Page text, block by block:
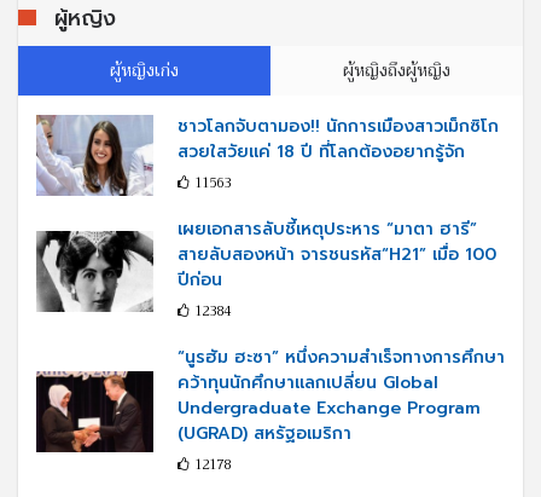
ผู้หญิง
ผู้หญิงเก่ง ผู้หญิงถึงผู้หญิง
ชาวโลกจับตามอง!! นักการเมืองสาวเม็กซิโก
สวยใสวัยแค่ 18 ปี ที่โลกต้องอยากรู้จัก
11563
เผยเอกสารลับชี้เหตุประหาร “มาตา ฮารี”
สายลับสองหน้า จารชนรหัส“H21” เมื่อ 100
ปีก่อน
12384
“นูรฮัม ฮะซา” หนึ่งความสำเร็จทางการศึกษา
คว้าทุนนักศึกษาแลกเปลี่ยน Global
Undergraduate Exchange Program
(UGRAD) สหรัฐอเมริกา
12178